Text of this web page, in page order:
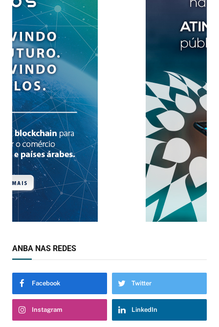
ANBA NAS REDES
Facebook Twitter
Instagram LinkedIn